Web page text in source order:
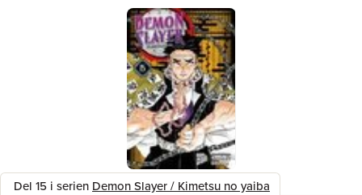
Del 15 i serien Demon Slayer / Kimetsu no yaiba